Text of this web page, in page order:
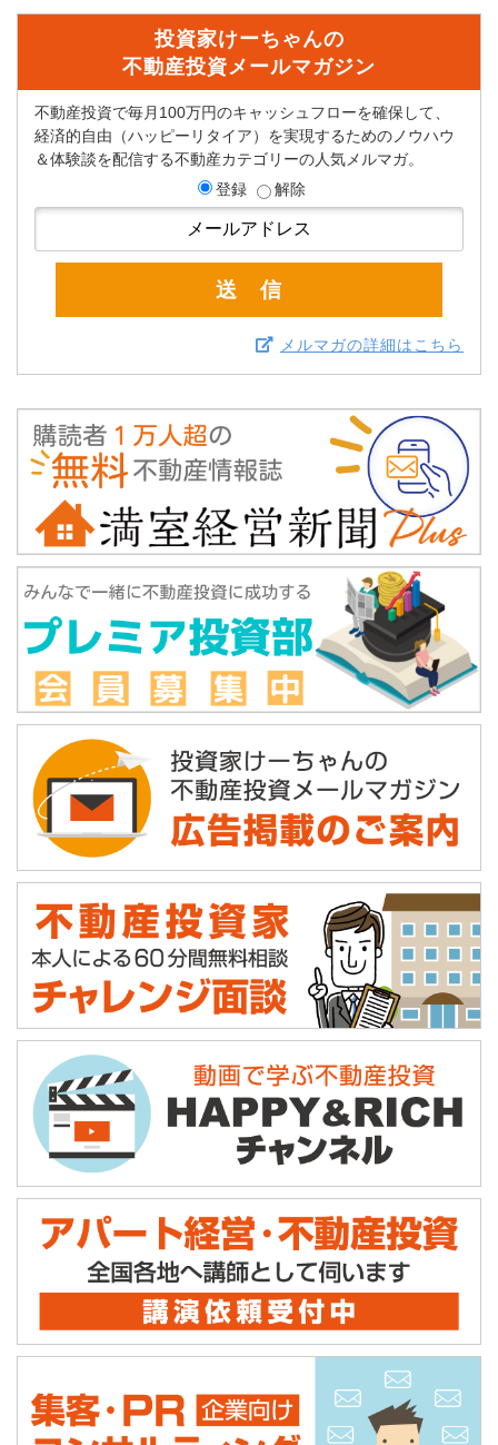
投資家けーちゃんの
不動産投資メールマガジン
不動産投資で毎月100万円のキャッシュフローを確保して、
経済的自由（ハッピーリタイア）を実現するためのノウハウ
＆体験談を配信する不動産カテゴリーの人気メルマガ。
登録
解除
メルマガの詳細はこちら